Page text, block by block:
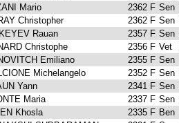
Mario
2362 F Sen
Christopher
2362 F Sen
Rauan
2357 F Sen
Christophe
2356 F Vet
Emiliano
2355 F Sen
Michelangelo
2352 F Sen
Yann
2341 F Sen
Maria
2337 F Sen
Khosla
2335 F Ben